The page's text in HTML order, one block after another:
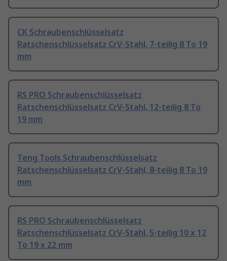
CK Schraubenschlüsselsatz
Ratschenschlüsselsatz CrV-Stahl, 7-teilig 8 To 19
mm
RS PRO Schraubenschlüsselsatz
Ratschenschlüsselsatz CrV-Stahl, 12-teilig 8 To
19 mm
Teng Tools Schraubenschlüsselsatz
Ratschenschlüsselsatz CrV-Stahl, 8-teilig 8 To 19
mm
RS PRO Schraubenschlüsselsatz
Ratschenschlüsselsatz CrV-Stahl, 5-teilig 10 x 12
To 19 x 22 mm